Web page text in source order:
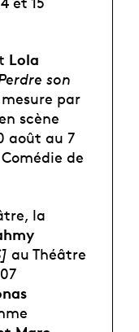
Lola
son
par
scène
août au 7
de
la
au Théâtre